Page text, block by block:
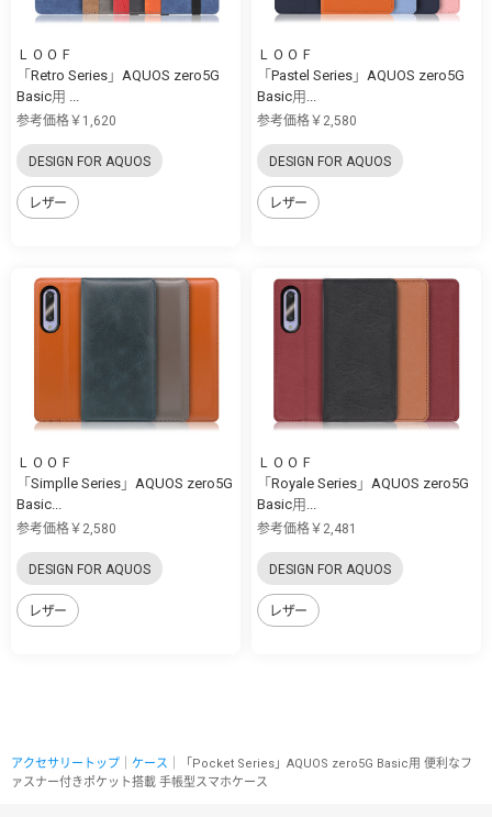
ＬＯＯＦ
「Retro Series」AQUOS zero5G
Basic用 ...
参考価格￥1,620
DESIGN FOR AQUOS
レザー
ＬＯＯＦ
「Pastel Series」AQUOS zero5G
Basic用...
参考価格￥2,580
DESIGN FOR AQUOS
レザー
ＬＯＯＦ
「Simplle Series」AQUOS zero5G
Basic...
参考価格￥2,580
DESIGN FOR AQUOS
レザー
ＬＯＯＦ
「Royale Series」AQUOS zero5G
Basic用...
参考価格￥2,481
DESIGN FOR AQUOS
レザー
アクセサリートップ ケース ｜「Pocket Series」AQUOS zero5G Basic用 便利なフ
ァスナー付きポケット搭載 手帳型スマホケース